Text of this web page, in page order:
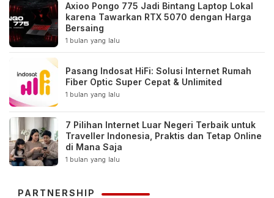
Axioo Pongo 775 Jadi Bintang Laptop Lokal
karena Tawarkan RTX 5070 dengan Harga
Bersaing
1 bulan yang lalu
Pasang Indosat HiFi: Solusi Internet Rumah
Fiber Optic Super Cepat & Unlimited
1 bulan yang lalu
7 Pilihan Internet Luar Negeri Terbaik untuk
Traveller Indonesia, Praktis dan Tetap Online
di Mana Saja
1 bulan yang lalu
PARTNERSHIP